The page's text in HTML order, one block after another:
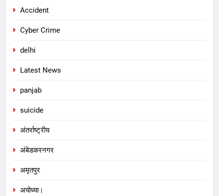
Accident
Cyber Crime
delhi
Latest News
panjab
suicide
अंतर्राष्ट्रीय
अंबेडकरनगर
अमृतपुर
अयोध्या।